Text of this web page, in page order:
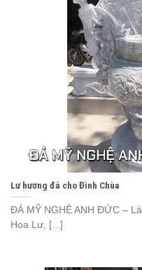
Lư hương đá cho Đình Chùa
ĐÁ MỸ NGHỆ ANH ĐỨC –
Hoa Lư, [...]